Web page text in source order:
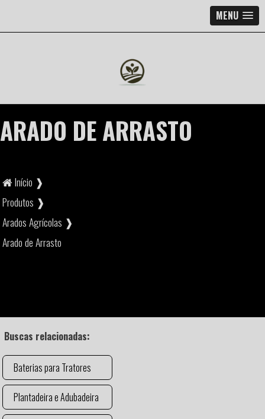
MENU
ARADO DE ARRASTO
Início ❱
Produtos ❱
Arados Agrícolas ❱
Arado de Arrasto
Buscas relacionadas:
Baterias para Tratores
Plantadeira e Adubadeira